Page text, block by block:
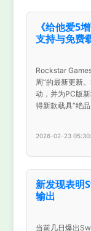
《给他爱5
支持与免费
Rockstar
周”的最新更新
动，并为PC版
得新款载具“绝品
2026-02-23
新发现表明
输出
当前几日爆出